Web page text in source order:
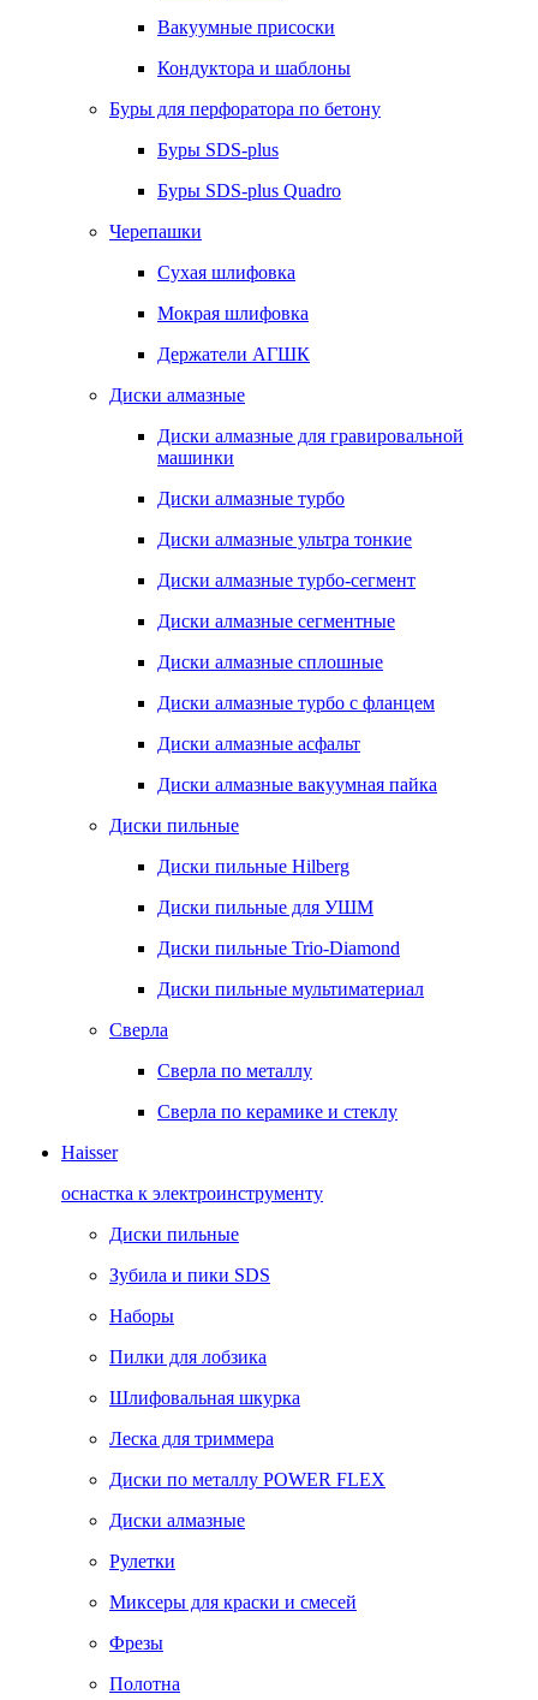
Вакуумные присоски
Кондуктора и шаблоны
Буры для перфоратора по бетону
Буры SDS-plus
Буры SDS-plus Quadro
Черепашки
Сухая шлифовка
Мокрая шлифовка
Держатели АГШК
Диски алмазные
Диски алмазные для гравировальной
машинки
Диски алмазные турбо
Диски алмазные ультра тонкие
Диски алмазные турбо-сегмент
Диски алмазные сегментные
Диски алмазные сплошные
Диски алмазные турбо с фланцем
Диски алмазные асфальт
Диски алмазные вакуумная пайка
Диски пильные
Диски пильные Hilberg
Диски пильные для УШМ
Диски пильные Trio-Diamond
Диски пильные мультиматериал
Сверла
Сверла по металлу
Сверла по керамике и стеклу
Haisser
оснастка к электроинструменту
Диски пильные
Зубила и пики SDS
Наборы
Пилки для лобзика
Шлифовальная шкурка
Леска для триммера
Диски по металлу POWER FLEX
Диски алмазные
Рулетки
Миксеры для краски и смесей
Фрезы
Полотна